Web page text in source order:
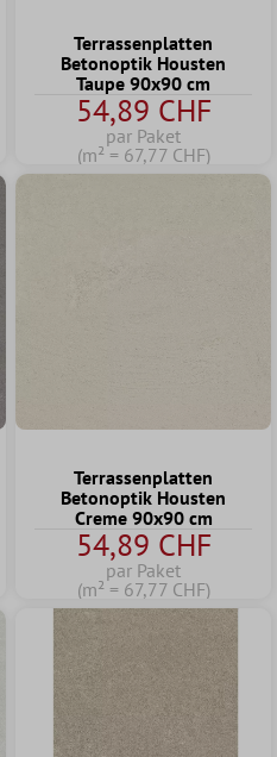
Terrassenplatten
Betonoptik Housten
Taupe 90x90 cm
54,89 CHF
par Paket
(m² = 67,77 CHF)
Terrassenplatten
Betonoptik Housten
Creme 90x90 cm
54,89 CHF
par Paket
(m² = 67,77 CHF)